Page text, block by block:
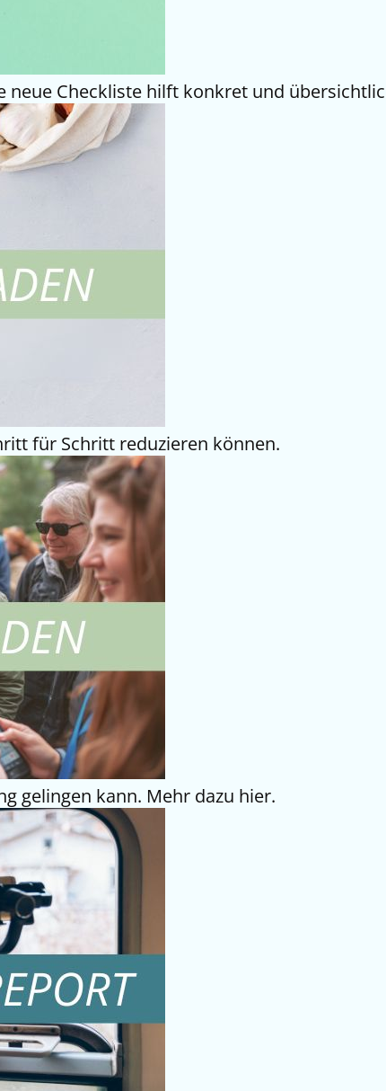
neue Checkliste hilft konkret und
für Schritt reduzieren können.
gelingen kann. Mehr dazu hier.